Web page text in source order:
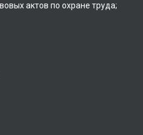
актов по охране труда;